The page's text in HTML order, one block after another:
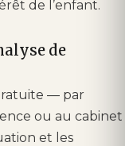
de l’enfant.
de
— par
ou au cabinet
et les